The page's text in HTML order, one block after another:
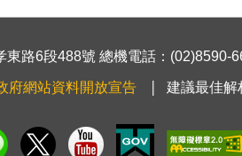
路6段488號 總機電話：(02)8590-
府網站資料開放宣告 建議最佳解